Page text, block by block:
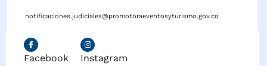
notificaciones.judiciales@promotoraeventosyturismo.gov.co
Facebook Instagram